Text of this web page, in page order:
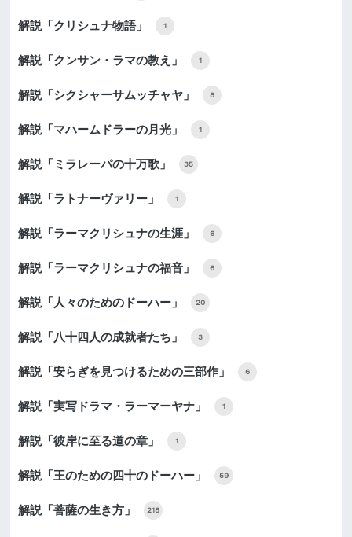
解説「クリシュナ物語」 1
解説「クンサン・ラマの教え」 1
解説「シクシャーサムッチャヤ」 8
解説「マハームドラーの月光」 1
解説「ミラレーパの十万歌」 35
解説「ラトナーヴァリー」 1
解説「ラーマクリシュナの生涯」 6
解説「ラーマクリシュナの福音」 6
解説「人々のためのドーハー」 20
解説「八十四人の成就者たち」 3
解説「安らぎを見つけるための三部作」 6
解説「実写ドラマ・ラーマーヤナ」 1
解説「彼岸に至る道の章」 1
解説「王のための四十のドーハー」 59
解説「菩薩の生き方」 218